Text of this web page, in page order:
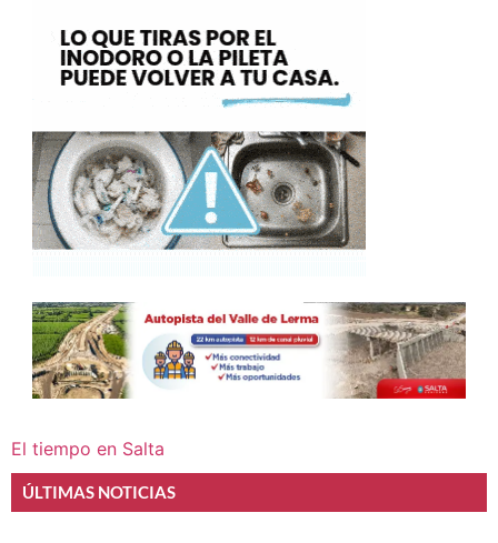
El tiempo en Salta
ÚLTIMAS NOTICIAS